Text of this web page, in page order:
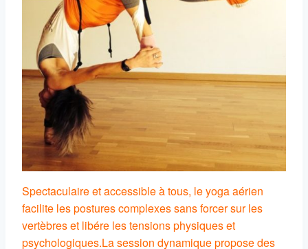
Spectaculaire et accessible à tous, le yoga aérien
facilite les postures complexes sans forcer sur les
vertèbres et libére les tensions physiques et
psychologiques.La session dynamique propose des